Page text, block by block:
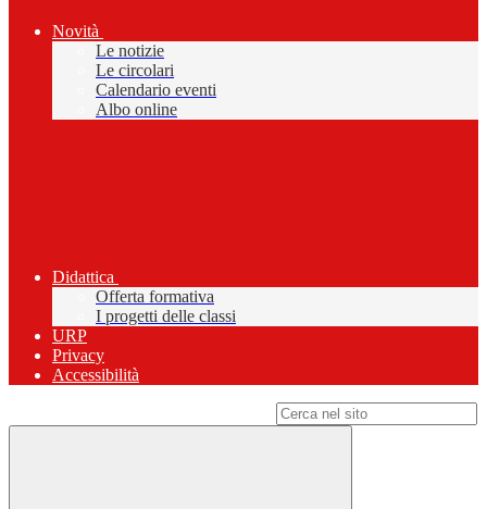
Novità
Le notizie
Le circolari
Calendario eventi
Albo online
Didattica
Offerta formativa
I progetti delle classi
URP
Privacy
Accessibilità